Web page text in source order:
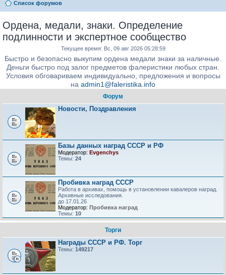
Список форумов
Ордена, медали, знаки. Определение
подлинности и экспертное сообщество
Текущее время: Вс, 09 авг 2026 05:28:59
Быстро и безопасно выкупим ордена медали знаки за наличные.
Деньги быстро под залог предметов фалеристики любых стран.
Условия обговариваем индивидуально, предложения и вопросы
на admin1@faleristika.info
Форум
Новости, Поздравления
Базы данных наград СССР и РФ
Модератор: Evgenchys
Темы: 24
Пробивка наград СССР
Работа в архивах, помощь в установлении кавалеров наград.
Архивные исследования.
до 17.01.26
Модератор: Пробивка наград
Темы: 10
Торги
Награды СССР и РФ. Торг
Темы: 149217